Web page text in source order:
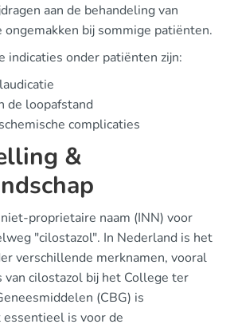
aan de behandeling van
ongemakken bij sommige patiënten.
indicaties onder patiënten zijn:
de loopafstand
complicaties
&
proprietaire naam (INN) voor
"cilostazol". In Nederland is het
verschillende merknamen, vooral
van cilostazol bij het College ter
(CBG) is
is voor de